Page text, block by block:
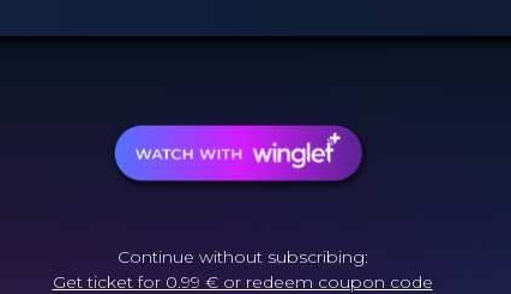
Continue without subscribing:
Get ticket for 0.99 € or redeem coupon code